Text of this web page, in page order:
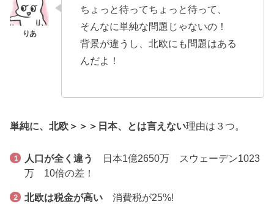
ちょっと待ってちょっと待って、
そんなに単純な問題じゃないの！
背景が違うし、北欧にも問題はある
んだよ！
単純に、北欧＞＞＞日本、とは言えない理由は３つ。
人口が全く違う
日本1億2650万 スウェーデン1023
万 10倍の差！
北欧は税金が高い消費税が25%!